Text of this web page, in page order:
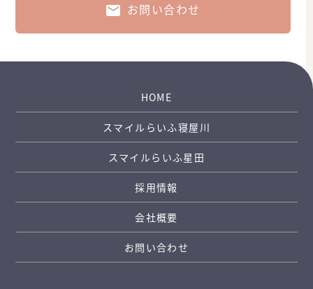
お問い合わせ
HOME
スマイルらいふ寝屋川
スマイルらいふ星田
採用情報
会社概要
お問い合わせ